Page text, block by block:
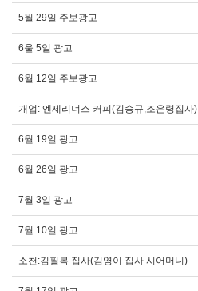
5월 29일 주보광고
6울 5일 광고
6월 12일 주보광고
개업: 엔제리너스 커피(김승규,조은령집사)
6월 19일 광고
6월 26일 광고
7월 3일 광고
7월 10일 광고
소천:김필복 집사(김영이 집사 시어머니)